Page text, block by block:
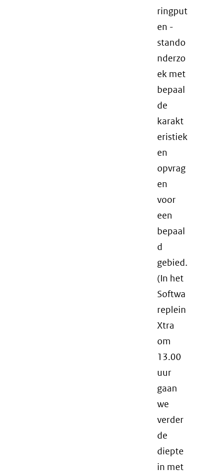
ringput
en -
stando
nderzo
ek met
bepaal
de
karakt
eristiek
en
opvrag
en
voor
een
bepaal
d
gebied.
(In het
Softwa
replein
Xtra
om
13.00
uur
gaan
we
verder
de
diepte
in met